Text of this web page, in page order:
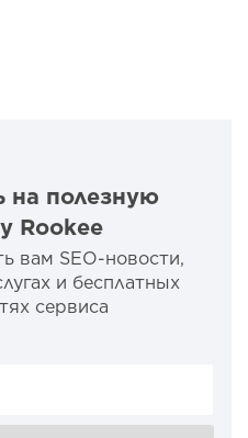
на полезную
Rookee
вам SEO-новости,
и бесплатных
сервиса